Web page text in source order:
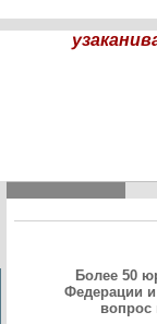
Более 50
Федерации
вопрос